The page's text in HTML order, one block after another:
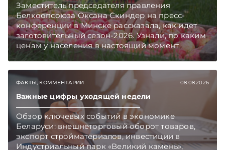
Заместитель председателя правления
Белкоопсоюза Оксана Скиндер на пресс-
конференции в Минске рассказала, как идет
заготовительный сезон-2026. Узнали, по каким
ценам у населения в настоящий момент
закупают продукцию, сколько
как изменились правила игры в текущем году.
Подписывайтесь на Telegram‑канал и Viber.
Главное об экономике Беларуси — раньше,
чем в новостях TelegramViber
ФАКТЫ, КОММЕНТАРИИ 08.08.2026
Важные цифры уходящей недели
Обзор ключевых событий в экономике
Беларуси: внешнеторговый оборот товаров,
экспорт стройматериалов, инвестиции в
Индустриальный парк «Великий камень»,